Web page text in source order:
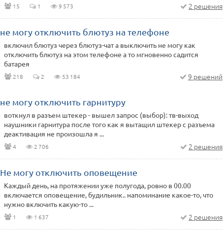
15 1 9 573 2 решения
не могу отключить блютуз на телефоне
включил блютуз через блютуз-чат а выключить не могу как
отключить блютуз на этом телефоне а то мгновенно садится
батарея
218 2 53 184 9 решений
не могу отключить гарнитуру
воткнул в разъем штекер - вышел запрос (выбор): тв-выход
наушники гарнитура после того как я вытащил штекер с разъема
деактивация не произошла я ...
4 2 706 2 решения
Не могу отключить оповещение
Каждый день, на протяжении уже полугода, ровно в 00.00
включается оповещение, будильник.. напоминание какое-то, что
нужно включить какую-то ...
1 1 637 2 решения